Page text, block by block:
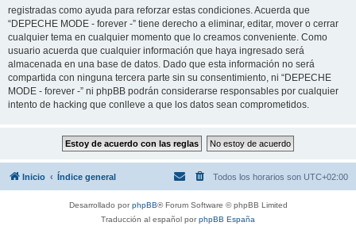
registradas como ayuda para reforzar estas condiciones. Acuerda que
“DEPECHE MODE - forever -” tiene derecho a eliminar, editar, mover o cerrar
cualquier tema en cualquier momento que lo creamos conveniente. Como
usuario acuerda que cualquier información que haya ingresado será
almacenada en una base de datos. Dado que esta información no será
compartida con ninguna tercera parte sin su consentimiento, ni “DEPECHE
MODE - forever -” ni phpBB podrán considerarse responsables por cualquier
intento de hacking que conlleve a que los datos sean comprometidos.
Inicio Índice general Todos los horarios son UTC+02:00
Desarrollado porphpBB® Forum Software © phpBB Limited
Traducción al español porphpBB España